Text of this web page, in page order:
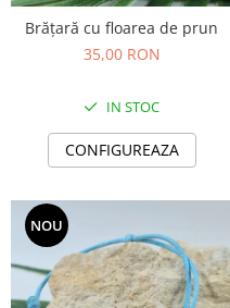
Brățară cu floarea de prun
35,00 RON
IN STOC
CONFIGUREAZA
NOU